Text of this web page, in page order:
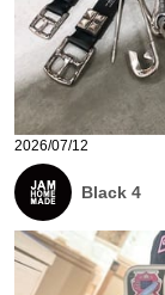
2026/07/12
Black 4